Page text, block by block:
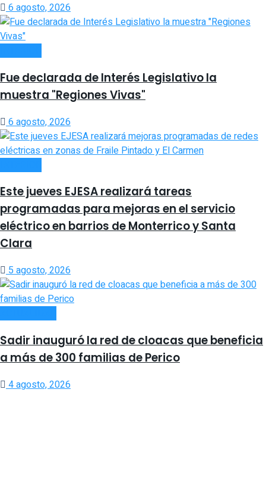
6 agosto, 2026
Fue declarada de Interés Legislativo la
muestra "Regiones Vivas"
6 agosto, 2026
Este jueves EJESA realizará tareas
programadas para mejoras en el servicio
eléctrico en barrios de Monterrico y Santa
Clara
5 agosto, 2026
Sadir inauguró la red de cloacas que beneficia
a más de 300 familias de Perico
4 agosto, 2026